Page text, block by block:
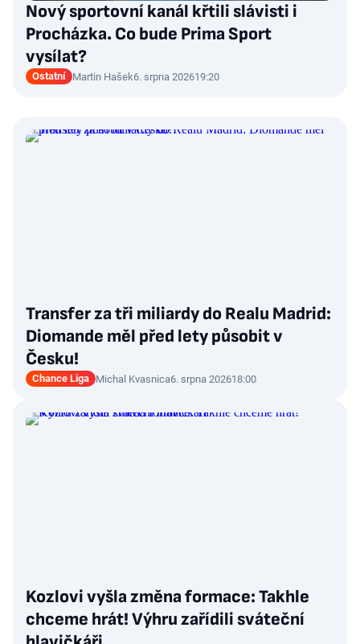
Nový sportovní kanál křtili slávisti i
Procházka. Co bude Prima Sport
vysílat?
Ostatní Martin Hašek6. srpna 202619:20
Transfer za tři miliardy do Realu Madrid:
Diomande měl před lety působit v
Česku!
Chance Liga Michal Kvasnica6. srpna 202618:00
Kozlovi vyšla změna formace: Takhle
chceme hrát! Výhru zařídili sváteční